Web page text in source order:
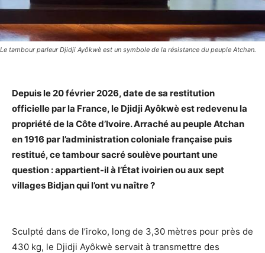
Le tambour parleur Djidji Ayôkwè est un symbole de la résistance du peuple Atchan.
Depuis le 20 février 2026, date de sa restitution
officielle par la France, le Djidji Ayôkwè est redevenu la
propriété de la Côte d’Ivoire. Arraché au peuple Atchan
en 1916 par l’administration coloniale française puis
restitué, ce tambour sacré soulève pourtant une
question : appartient-il à l’État ivoirien ou aux sept
villages Bidjan qui l’ont vu naître ?
Sculpté dans de l’iroko, long de 3,30 mètres pour près de
430 kg, le Djidji Ayôkwè servait à transmettre des